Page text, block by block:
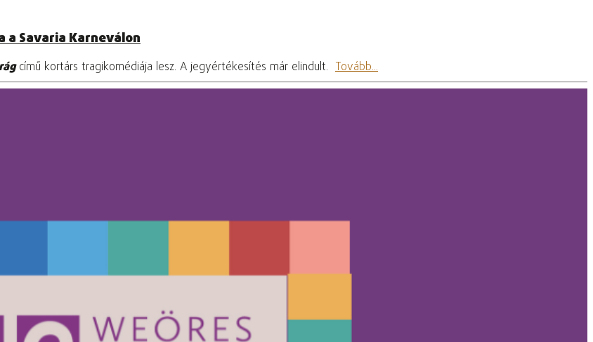
a Savaria Karneválon
című kortárs tragikomédiája lesz. A jegyértékesítés már elindult. Tovább...